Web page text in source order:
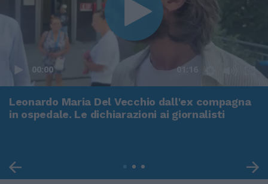
00:00 01:16
Leonardo Maria Del Vecchio dall'ex compagna
in ospedale. Le dichiarazioni ai giornalisti